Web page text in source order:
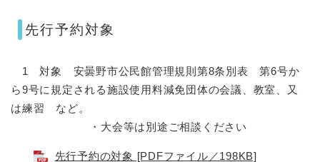
先行予約対象
1 対象 安曇野市公民館管理規則第8条別表 第6号か
ら9号に規定される施設使用料減免団体の会議、教室、又
は練習 など。
・大会等は別途ご相談ください
先行予約の対象 [PDFファイル／198KB]